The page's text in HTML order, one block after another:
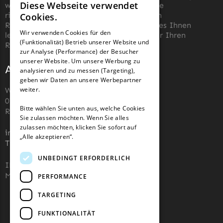
Begrenzungsdraht
NAC Messer
Begrenzungsdraht
Orbex
Orbex Messer
Philips
Philips Messer
Begrenzungsdraht
Powerplus
Powerplus Messer
Begrenzungsdraht
wissen wir, wie schwierig es sein kann, die
richtigen Messer für einen automatischen
Rasenmäher zu finden. Unser Ziel ist es, es Ihnen
leicht zu machen, die richtigen Messer für Ihren
Roboter-Rasenmäher zu kaufen.
Adresse und Kontakt
Wiesenstraße 110,
07743, Jena, Deutschland (keine
Rücksendeadresse)
info@robotermaher-messer.de
Tel. +49 3641 8090878
IHK 67529623
MWST: NL857053759B01
GERMAN
GERMAN
Diese Webseite verwendet
Cookies.
Wir verwenden Cookies für den
(Funktionalität) Betrieb unserer Website und
zur Analyse (Performance) der Besucher
unserer Website. Um unsere Werbung zu
analysieren und zu messen (Targeting),
geben wir Daten an unsere Werbepartner
weiter.
Bitte wählen Sie unten aus, welche Cookies
Sie zulassen möchten. Wenn Sie alles
zulassen möchten, klicken Sie sofort auf
„Alle akzeptieren“.
UNBEDINGT ERFORDERLICH
PERFORMANCE
TARGETING
FUNKTIONALITÄT